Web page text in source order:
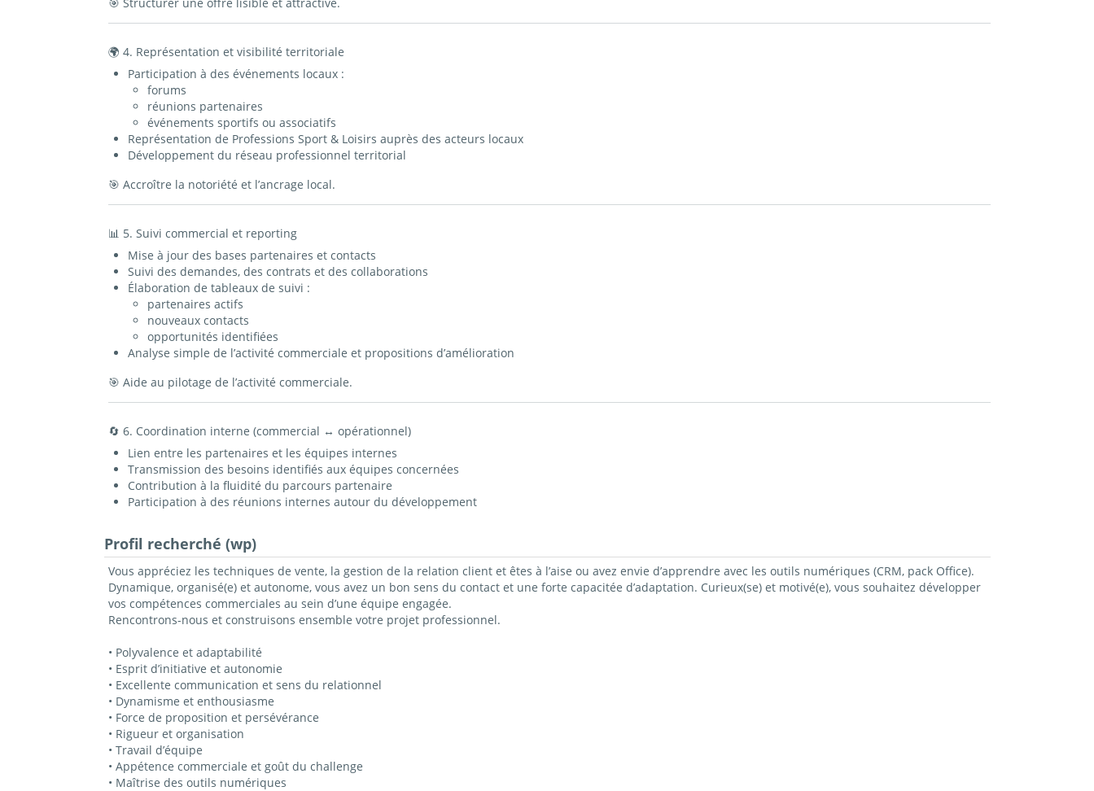
🌍 4. Représentation et visibilité territoriale
Participation à des événements locaux :
forums
réunions partenaires
événements sportifs ou associatifs
Représentation de Professions Sport & Loisirs auprès des acteurs locaux
Développement du réseau professionnel territorial
🎯 Accroître la notoriété et l’ancrage local.
📊 5. Suivi commercial et reporting
Mise à jour des bases partenaires et contacts
Suivi des demandes, des contrats et des collaborations
Élaboration de tableaux de suivi :
partenaires actifs
nouveaux contacts
opportunités identifiées
Analyse simple de l’activité commerciale et propositions d’amélioration
🎯 Aide au pilotage de l’activité commerciale.
🔄 6. Coordination interne (commercial ↔ opérationnel)
Lien entre les partenaires et les équipes internes
Transmission des besoins identifiés aux équipes concernées
Contribution à la fluidité du parcours partenaire
Participation à des réunions internes autour du développement
Profil recherché (wp)
Vous appréciez les techniques de vente, la gestion de la relation client et êtes à l’aise ou avez envie d’apprendre avec les outils numériques (CRM, pack Office).
Dynamique, organisé(e) et autonome, vous avez un bon sens du contact et une forte capacitée d’adaptation. Curieux(se) et motivé(e), vous souhaitez développer
vos compétences commerciales au sein d’une équipe engagée.
Rencontrons-nous et construisons ensemble votre projet professionnel.
• Polyvalence et adaptabilité
• Esprit d’initiative et autonomie
• Excellente communication et sens du relationnel
• Dynamisme et enthousiasme
• Force de proposition et persévérance
• Rigueur et organisation
• Travail d’équipe
• Appétence commerciale et goût du challenge
• Maîtrise des outils numériques